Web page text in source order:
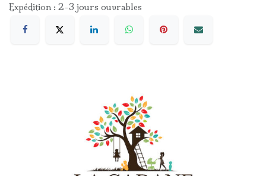
Expédition : 2-3 jours ouvrables